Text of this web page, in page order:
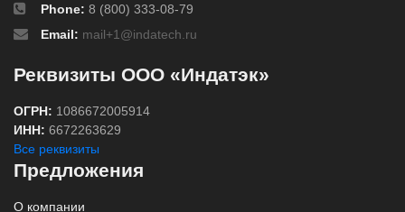
Phone: 8 (800) 333-08-79
Email: mail+1@indatech.ru
Реквизиты ООО «Индатэк»
ОГРН: 1086672005914
ИНН: 6672263629
Все реквизиты
Предложения
О компании